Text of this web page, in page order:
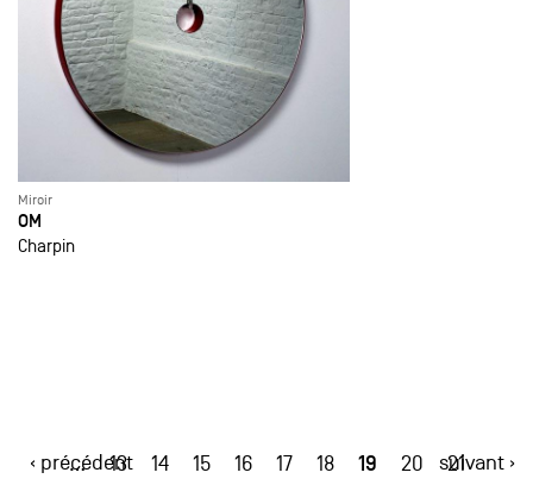
Miroir
OM
Charpin
‹ précédent
… 13 14 15 16 17 18 19 20 21
suivant ›